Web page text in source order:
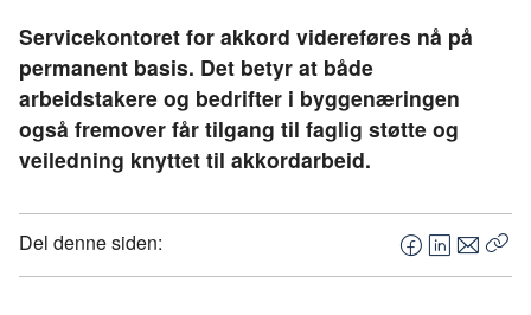
Servicekontoret for akkord videreføres nå på
permanent basis. Det betyr at både
arbeidstakere og bedrifter i byggenæringen
også fremover får tilgang til faglig støtte og
veiledning knyttet til akkordarbeid.
Del denne siden:
F
a
L
i
E
-